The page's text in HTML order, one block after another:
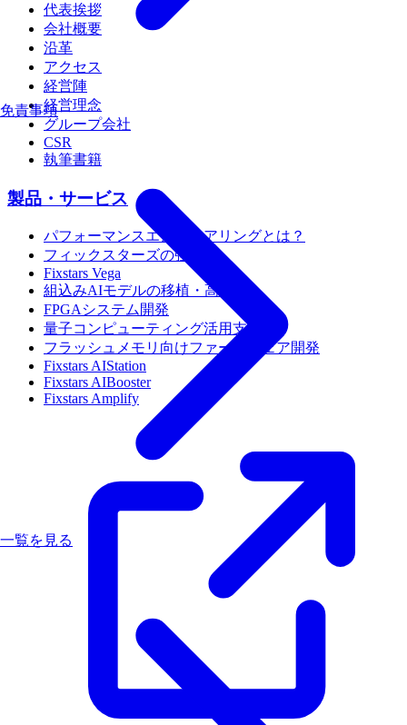
免責事項
一覧を見る
代表挨拶
会社概要
沿革
アクセス
経営陣
経営理念
グループ会社
CSR
執筆書籍
製品・サービス
パフォーマンスエンジニアリングとは？
フィックスターズの強み
Fixstars Vega
組込みAIモデルの移植・高速化
FPGAシステム開発
量子コンピューティング活用支援
フラッシュメモリ向けファームウェア開発
Fixstars AIStation
Fixstars AIBooster
Fixstars Amplify